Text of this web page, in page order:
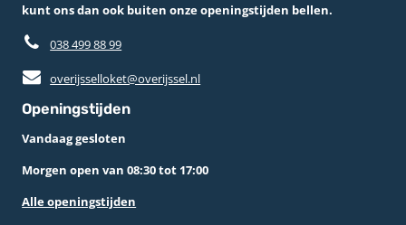
kunt ons dan ook buiten onze openingstijden bellen.
038 499 88 99
overijsselloket@overijssel.nl
Openingstijden
Vandaag gesloten
Morgen open van 08:30 tot 17:00
Alle openingstijden